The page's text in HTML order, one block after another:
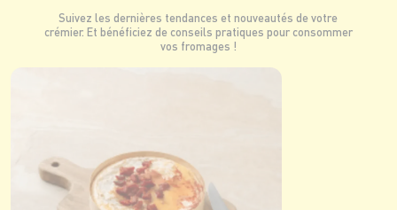
Suivez les dernières tendances et nouveautés de votre
crémier. Et bénéficiez de conseils pratiques pour consommer
vos fromages !